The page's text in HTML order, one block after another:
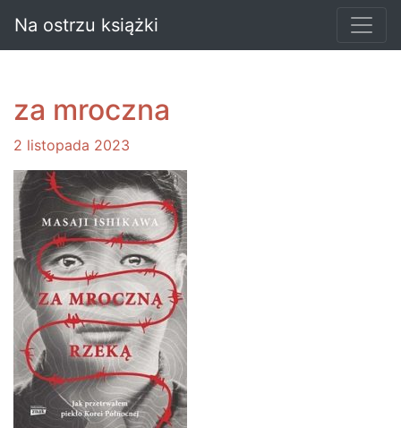
Na ostrzu książki
za mroczna
2 listopada 2023